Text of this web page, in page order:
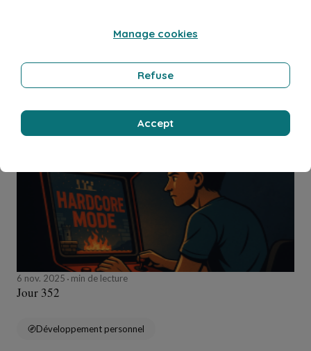
6 nov. 2025 min de lecture
Jour 352
Développement personnel
Manage cookies
Refuse
Accept